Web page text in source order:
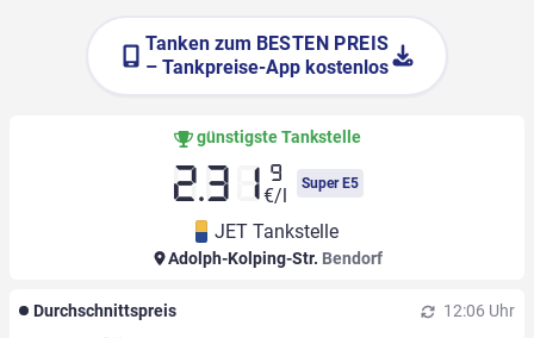
Tanken zum BESTEN PREIS
– Tankpreise-App kostenlos
günstigste Tankstelle
2.31 9
€/l
Super E5
JET Tankstelle
Adolph-Kolping-Str. Bendorf
Durchschnittspreis 12:06 Uhr